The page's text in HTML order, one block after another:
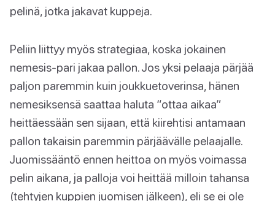
pelinä, jotka jakavat kuppeja.
Peliin liittyy myös strategiaa, koska jokainen
nemesis-pari jakaa pallon. Jos yksi pelaaja pärjää
paljon paremmin kuin joukkuetoverinsa, hänen
nemesiksensä saattaa haluta “ottaa aikaa”
heittäessään sen sijaan, että kiirehtisi antamaan
pallon takaisin paremmin pärjäävälle pelaajalle.
Juomissääntö ennen heittoa on myös voimassa
pelin aikana, ja palloja voi heittää milloin tahansa
(tehtyjen kuppien juomisen jälkeen), eli se ei ole